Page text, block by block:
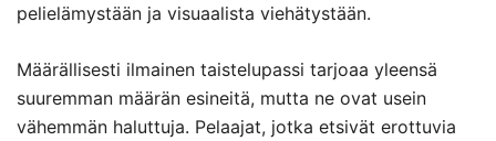
pelielämystään ja visuaalista viehätystään.
Määrällisesti ilmainen taistelupassi tarjoaa yleensä
suuremman määrän esineitä, mutta ne ovat usein
vähemmän haluttuja. Pelaajat, jotka etsivät erottuvia